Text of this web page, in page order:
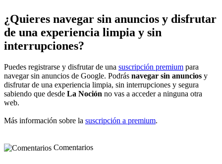
¿Quieres navegar sin anuncios y disfrutar
de una experiencia limpia y sin
interrupciones?
Puedes registrarse y disfrutar de una suscripción premium para
navegar sin anuncios de Google. Podrás navegar sin anuncios y
disfrutar de una experiencia limpia, sin interrupciones y segura
sabiendo que desde La Noción no vas a acceder a ninguna otra
web.
Más información sobre la suscripción a premium.
Comentarios